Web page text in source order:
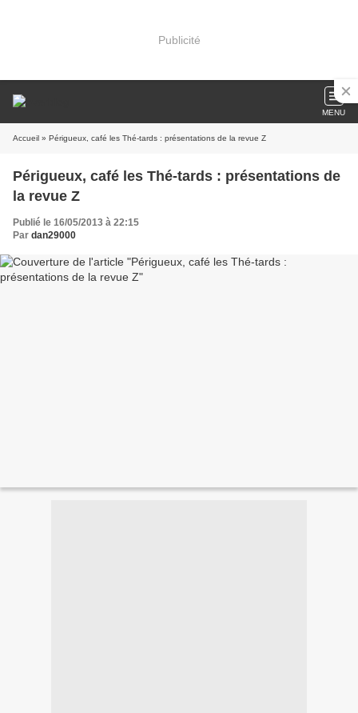
Publicité
MENU
Accueil » Périgueux, café les Thé-tards : présentations de la revue Z
Périgueux, café les Thé-tards : présentations de
la revue Z
Publié le 16/05/2013 à 22:15
Par dan29000